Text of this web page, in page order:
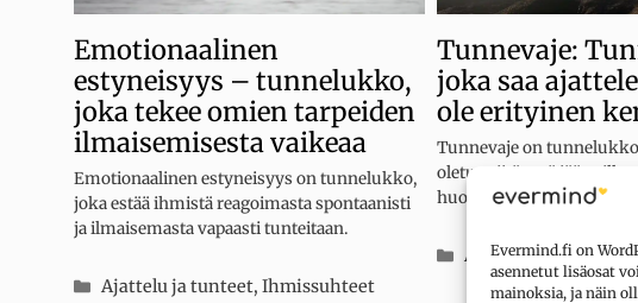
Evermind.fi on
asennetut lisäosat
mainoksia, ja näin
Emotionaalinen
estyneisyys – tunnelukko,
joka tekee omien tarpeiden
ilmaisemisesta vaikeaa
Emotionaalinen estyneisyys on tunnelukko,
joka estää ihmistä reagoimasta spontaanisti
ja ilmaisemasta vapaasti tunteitaan.
Kategoriat
Ajattelu ja tunteet,Ihmissuhteet
Tunnevaje:
joka saa
ole erityinen
Tunnevaje on
oletus siitä, että jää vaille
huomiota, hoivaa, suojaa
Kategoriat
Ajattelu ja tunteet,